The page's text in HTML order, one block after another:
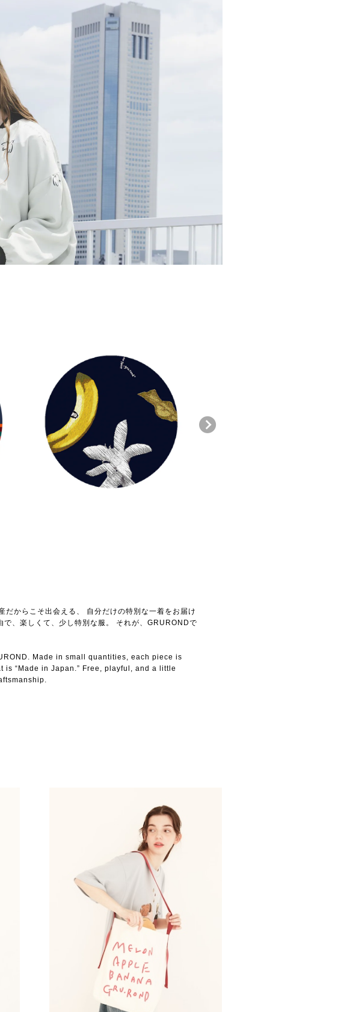
からこそ出会える、 自分だけの特別な一着をお届け
、楽しくて、少し特別な服。 それが、GRURONDで
Made in small quantities, each piece is
“Made in Japan.” Free, playful, and a little